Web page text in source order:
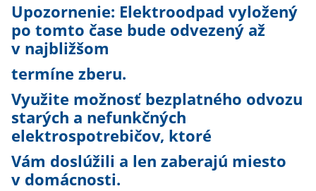
Upozornenie: Elektroodpad vyložený
po tomto čase bude odvezený až
v najbližšom
termíne zberu.
Využite možnosť bezplatného odvozu
starých a nefunkčných
elektrospotrebičov, ktoré
Vám doslúžili a len zaberajú miesto
v domácnosti.